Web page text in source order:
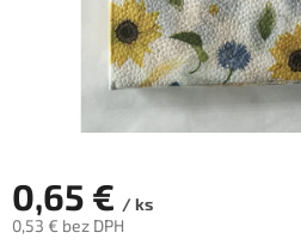
0,65 € / ks
0,53 € bez DPH